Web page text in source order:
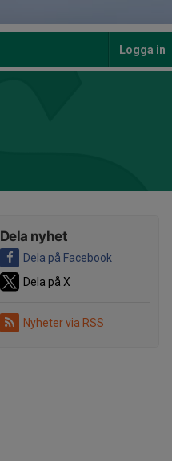
Logga in
Dela nyhet
Dela på Facebook
Dela på X
Nyheter via RSS